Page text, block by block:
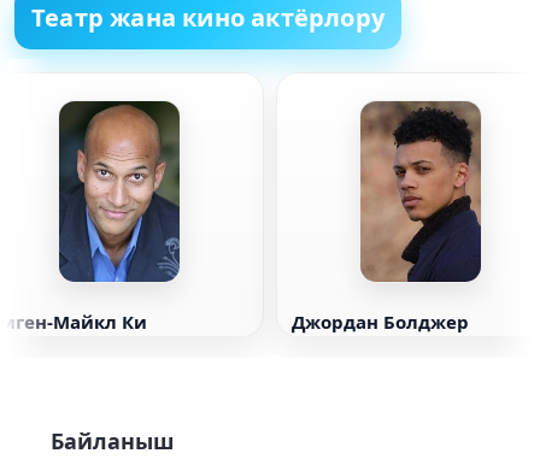
Театр жана кино актёрлору
Майкл Ки Джордан Болджер
Байланыш